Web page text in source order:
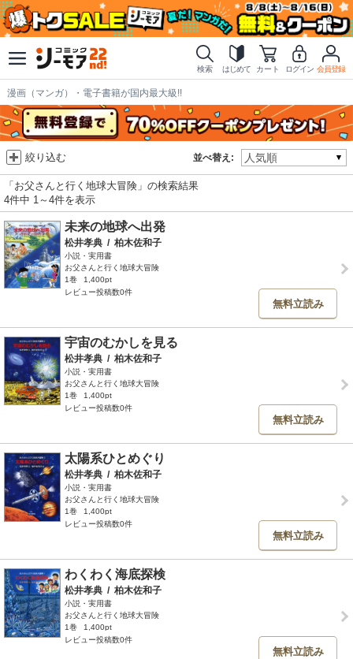
検索 はじめて カート ログイン 会員登録
漫画（マンガ）・電子書籍が国内最大級!!
並べ替え:
絞り込む
「お父さんと行く地球大冒険」の検索結果
4件中 1～4件を表示
未来の地球へ出発
松井孝典 / 柏木佐和子
小説・実用書
お父さんと行く地球大冒険
1巻
1,400pt
レビュー投稿数0件
無料立読み
宇宙のむかしを見る
松井孝典 / 柏木佐和子
小説・実用書
お父さんと行く地球大冒険
1巻
1,400pt
レビュー投稿数0件
無料立読み
太陽系ひとめぐり
松井孝典 / 柏木佐和子
小説・実用書
お父さんと行く地球大冒険
1巻
1,400pt
レビュー投稿数0件
無料立読み
わくわく海底探検
松井孝典 / 柏木佐和子
小説・実用書
お父さんと行く地球大冒険
1巻
1,400pt
レビュー投稿数0件
無料立読み